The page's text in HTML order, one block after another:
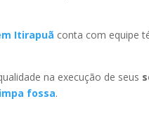
Itirapuã conta com equipe
na execução de seus
fossa.